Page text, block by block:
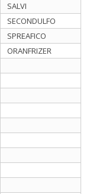
SALVI
SECONDULFO
SPREAFICO
ORANFRIZER